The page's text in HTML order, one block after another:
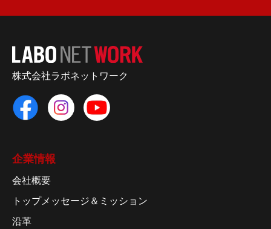
株式会社ラボネットワーク
企業情報
会社概要
トップメッセージ＆ミッション
沿革